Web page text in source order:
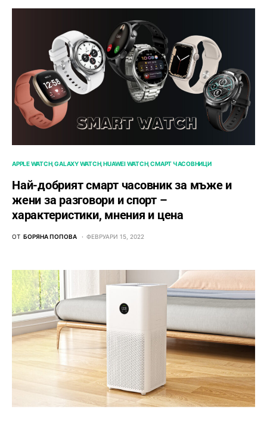
APPLE WATCH GALAXY WATCH HUAWEI WATCH СМАРТ ЧАСОВНИЦИ
Най-добрият смарт часовник за мъже и
жени за разговори и спорт –
характеристики, мнения и цена
ОТ БОРЯНА ПОПОВА ФЕВРУАРИ 15, 2022